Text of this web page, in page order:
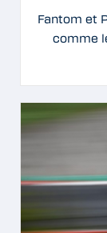
Fantom et
comme